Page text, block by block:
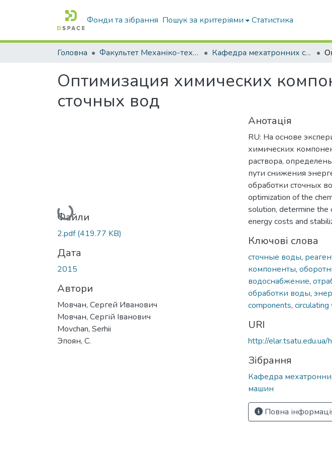
Фонди та зібрання Пошук за критеріями Статистика
Головна Факультет Механіко-технологічний Кафедра мехатронних систем тракторів та сільскогосподарських машин
Оптимизация химических
сточных вод
Вантажиться...
Файли
2.pdf(419.77 KB)
Дата
2015
Автори
Мовчан, Сергей Иванович
Мовчан, Сергій Іванович
Movchan, Serhii
Эпоян, С.
Анотація
RU: На основе
химических
раствора,
пути снижения
обработки сточных
optimization of the
solution, determine
energy costs and
Ключові слова
сточные воды,
компоненты,
водоснабжение,
обработки воды,
components,
URI
http://
Зібрання
Кафедра
машин
Повна